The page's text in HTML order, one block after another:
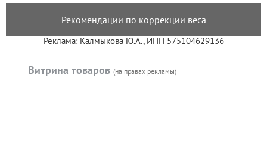
Рекомендации по коррекции веса
Реклама: Калмыкова Ю.А., ИНН 575104629136
Витрина товаров (на правах рекламы)